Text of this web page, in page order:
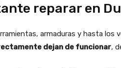
reparar en
armaduras y hasta los
dejan de funcionar,